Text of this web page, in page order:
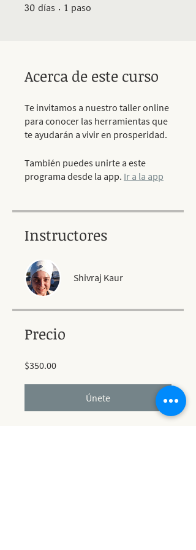
30 días 30 días
1 paso
Acerca de este curso
Te invitamos a nuestro taller online
para conocer las herramientas que
te ayudarán a vivir en prosperidad.
También puedes unirte a este
programa desde la app. Ir a la app
Instructores
Shivraj Kaur
Precio
$350.00
Únete